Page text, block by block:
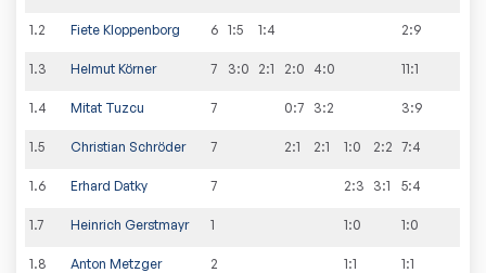
1.2 Fiete Kloppenborg 6 1:5 1:4 2:9
1.3 Helmut Körner 7 3:0 2:1 2:0 4:0 11:1
1.4 Mitat Tuzcu 7 0:7 3:2 3:9
1.5 Christian Schröder 7 2:1 2:1 1:0 2:2 7:4
1.6 Erhard Datky 7 2:3 3:1 5:4
1.7 Heinrich Gerstmayr 1 1:0 1:0
1.8 Anton Metzger 2 1:1 1:1